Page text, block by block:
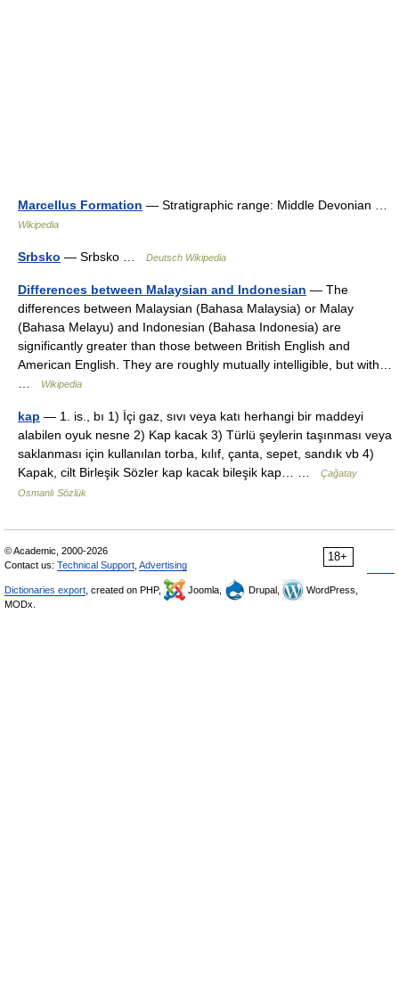
Marcellus Formation — Stratigraphic range: Middle Devonian …
Wikipedia
Srbsko — Srbsko … Deutsch Wikipedia
Differences between Malaysian and Indonesian — The
differences between Malaysian (Bahasa Malaysia) or Malay
(Bahasa Melayu) and Indonesian (Bahasa Indonesia) are
significantly greater than those between British English and
American English. They are roughly mutually intelligible, but with…
Wikipedia
kap — 1. is., bı 1) İçi gaz, sıvı veya katı herhangi bir maddeyi
alabilen oyuk nesne 2) Kap kacak 3) Türlü şeylerin taşınması veya
saklanması için kullanılan torba, kılıf, çanta, sepet, sandık vb 4)
Kapak, cilt Birleşik Sözler kap kacak bileşik kap… …
Çağatay
Osmanlı Sözlük
18+
© Academic, 2000-2026
Contact us: Technical Support Advertising
Dictionaries export , created on PHP, Joomla, Drupal,
WordPress,
MODx.